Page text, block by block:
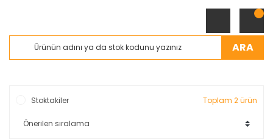
ARA
Stoktakiler Toplam 2 ürün